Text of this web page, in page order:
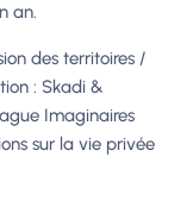
an.
des territoires /
: Skadi &
Imaginaires
sur la vie privée